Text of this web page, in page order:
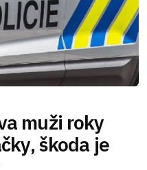
muži roky
škoda je